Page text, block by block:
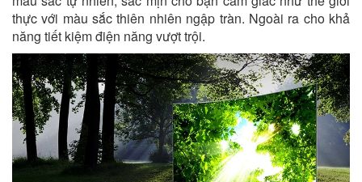
thực với màu sắc thiên nhiên ngập tràn. Ngoài ra cho khả
năng tiết kiệm điện năng vượt trội.